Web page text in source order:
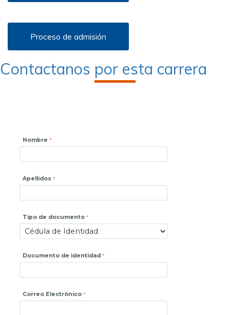
Proceso de admisión
Contactanos por esta carrera
Nombre
Apellidos
Tipo de documento
Documento de identidad
Correo Electrónico